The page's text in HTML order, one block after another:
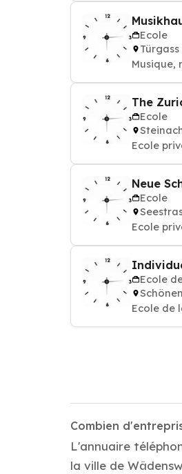
Ecole
Musique,
The
Ecole
Ecole
Neue
Ecole
Ecole
Ecole
Ecole de
Combien
L'annuaire
la ville de